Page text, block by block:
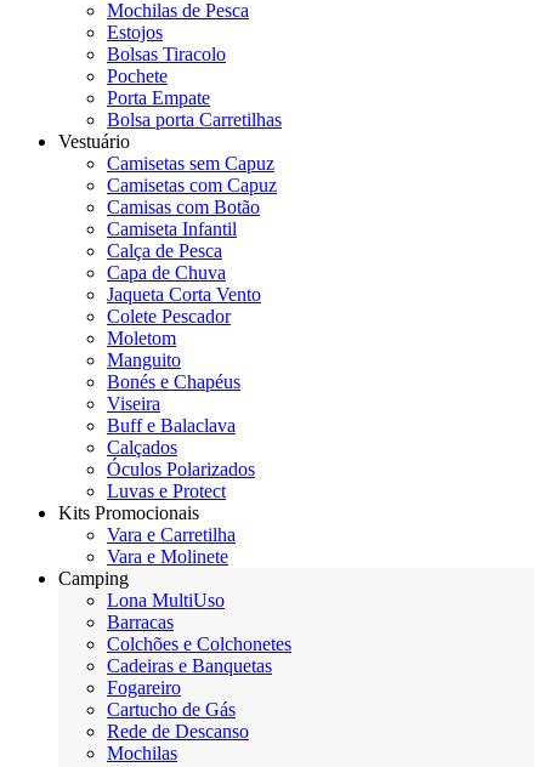
Mochilas de Pesca
Estojos
Bolsas Tiracolo
Pochete
Porta Empate
Bolsa porta Carretilhas
Vestuário
Camisetas sem Capuz
Camisetas com Capuz
Camisas com Botão
Camiseta Infantil
Calça de Pesca
Capa de Chuva
Jaqueta Corta Vento
Colete Pescador
Moletom
Manguito
Bonés e Chapéus
Viseira
Buff e Balaclava
Calçados
Óculos Polarizados
Luvas e Protect
Kits Promocionais
Vara e Carretilha
Vara e Molinete
Camping
Lona MultiUso
Barracas
Colchões e Colchonetes
Cadeiras e Banquetas
Fogareiro
Cartucho de Gás
Rede de Descanso
Mochilas